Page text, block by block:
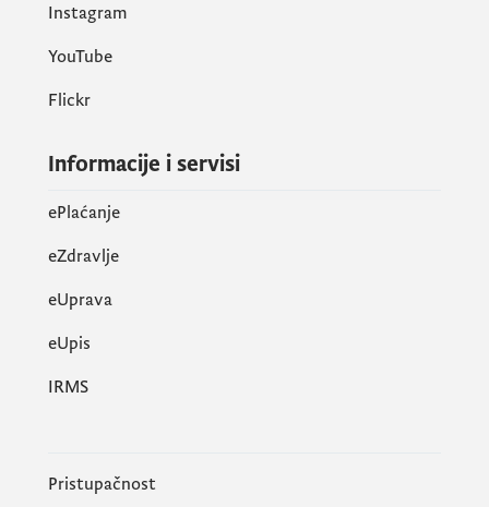
Instagram
YouTube
Flickr
Informacije i servisi
ePlaćanje
eZdravlje
eUprava
еUpis
IRMS
Pristupačnost